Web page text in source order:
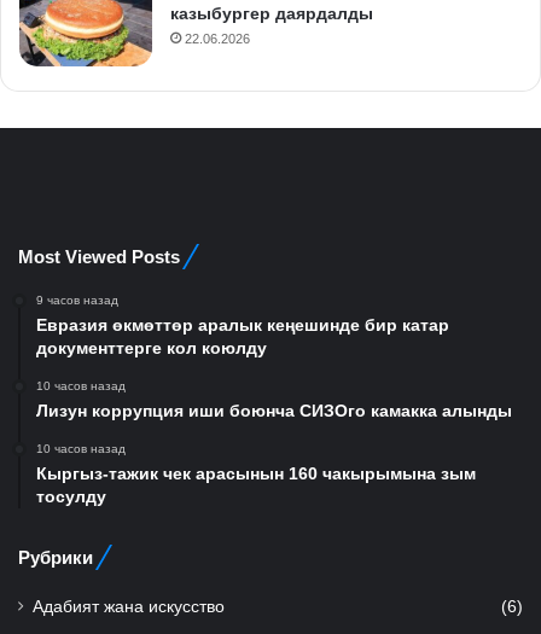
казыбургер даярдалды
22.06.2026
Most Viewed Posts
9 часов назад
Евразия өкмөттөр аралык кеңешинде бир катар
документтерге кол коюлду
10 часов назад
Лизун коррупция иши боюнча СИЗОго камакка алынды
10 часов назад
Кыргыз-тажик чек арасынын 160 чакырымына зым
тосулду
Рубрики
Адабият жана искусство (6)